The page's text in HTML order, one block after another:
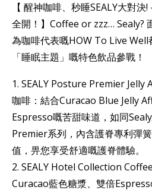
【 醒神咖啡、秒睡SEALY大對
全開！】Coffee or zzz… Sealy?
為咖啡代表嘅HOW To Live
「睡眠主題」嘅特色飲品參戰！
1. SEALY Posture Premier
咖啡：結合Curacao Blue Jelly
Espresso嘅苦甜味道，如同
Premier系列，內含護脊專利彈
值，畀您享受舒適嘅護脊體驗。
2. SEALY Hotel Collection
Curacao藍色糖漿、雙倍